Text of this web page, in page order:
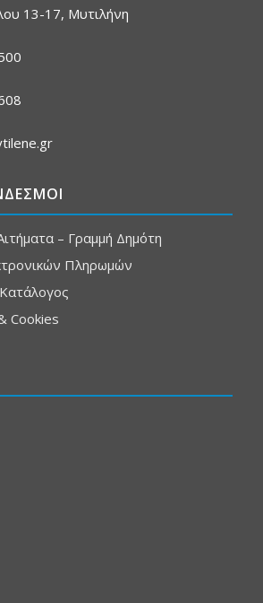
13-17, Μυτιλήνη
– Γραμμή Δημότη
Πληρωμών
Cookies